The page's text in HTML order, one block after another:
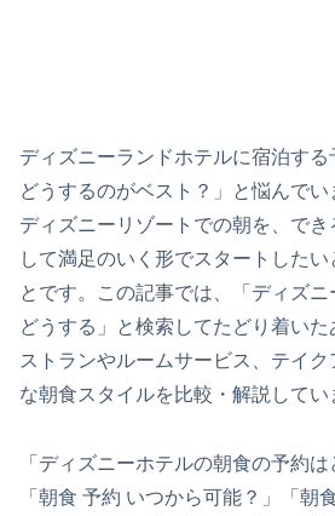
ディズニーランドホテルに宿泊す
どうするのがベスト？」と悩んで
ディズニーリゾートでの朝を、で
して満足のいく形でスタートした
とです。この記事では、「ディズ
どうする」と検索してたどり着い
ストランやルームサービス、テイク
な朝食スタイルを比較・解説してい
「ディズニーホテルの朝食の予約は
「朝食 予約 いつから可能？」「朝